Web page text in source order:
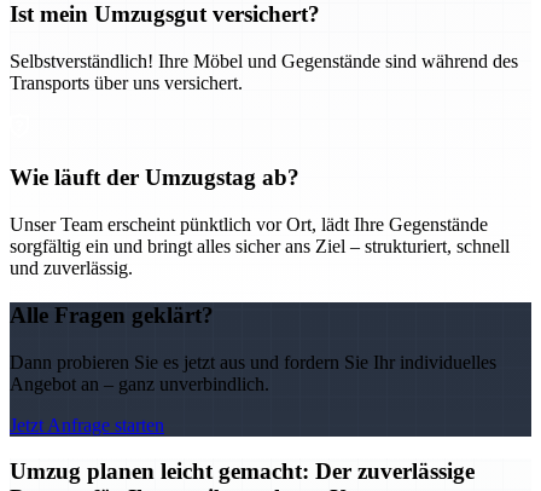
Ist mein Umzugsgut versichert?
Selbstverständlich! Ihre Möbel und Gegenstände sind während des
Transports über uns versichert.
Wie läuft der Umzugstag ab?
Unser Team erscheint pünktlich vor Ort, lädt Ihre Gegenstände
sorgfältig ein und bringt alles sicher ans Ziel – strukturiert, schnell
und zuverlässig.
Alle Fragen geklärt?
Dann probieren Sie es jetzt aus und fordern Sie Ihr individuelles
Angebot an – ganz unverbindlich.
Jetzt Anfrage starten
Umzug planen leicht gemacht: Der zuverlässige